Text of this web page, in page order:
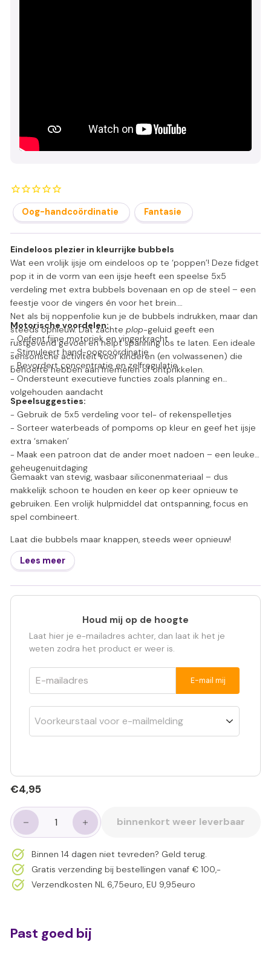
Oog-handcoördinatie Fantasie
Eindeloos plezier in kleurrijke bubbels
Wat een vrolijk ijsje om eindeloos op te ‘poppen’! Deze fidget
pop it in de vorm van een ijsje heeft een speelse 5x5
verdeling met extra bubbels bovenaan en op de steel – een
feestje voor de vingers én voor het brein.
Net als bij noppenfolie kun je de bubbels indrukken, maar dan
steeds opnieuw. Dat zachte plop-geluid geeft een
rustgevend gevoel en helpt spanning los te laten. Een ideale
sensorische activiteit voor kinderen (en volwassenen) die
behoefte hebben aan friemelen of ontprikkelen.
Motorische voordelen:
- Oefent fijne motoriek en vingerkracht
- Stimuleert hand-oogcoördinatie
- Bevordert concentratie en zelfregulatie
- Ondersteunt executieve functies zoals planning en
volgehouden aandacht
Speelsuggesties:
- Gebruik de 5x5 verdeling voor tel- of rekenspelletjes
- Sorteer waterbeads of pompoms op kleur en geef het ijsje
extra ‘smaken’
- Maak een patroon dat de ander moet nadoen – een leuke
geheugenuitdaging
Gemaakt van stevig, wasbaar siliconenmateriaal – dus
makkelijk schoon te houden en keer op keer opnieuw te
gebruiken. Een vrolijk hulpmiddel dat ontspanning, focus en
spel combineert.
Laat die bubbels maar knappen, steeds weer opnieuw!
Lees meer
Houd mij op de hoogte
Laat hier je e-mailadres achter, dan laat ik het je
weten zodra het product er weer is.
E-mailadres
E-mail mij
Normale
€4,95€4,95
binnenkort weer leverbaar
Binnen 14 dagen niet tevreden? Geld terug.
Gratis verzending bij bestellingen vanaf € 100,-
Verzendkosten NL 6,75euro, EU 9,95euro
Past goed bij